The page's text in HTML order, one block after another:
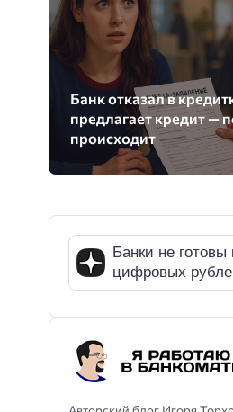
Банк отказал в
предлагает кредит —
происходит
Банки не
цифровых
СМИ ошибаются